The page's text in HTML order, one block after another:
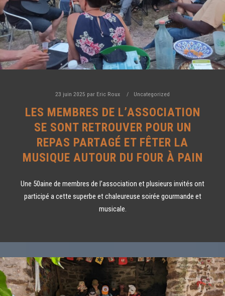
23 juin 2025 par Eric Roux Uncategorized
LES MEMBRES DE L’ASSOCIATION
SE SONT RETROUVER POUR UN
REPAS PARTAGÉ ET FÊTER LA
MUSIQUE AUTOUR DU FOUR À PAIN
Une 50aine de membres de l’association et plusieurs invités ont
participé a cette superbe et chaleureuse soirée gourmande et
musicale.